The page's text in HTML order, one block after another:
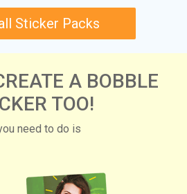
Sticker Packs
A BOBBLE
TOO!
need to do is